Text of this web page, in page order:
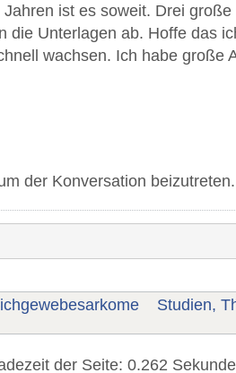
ist es soweit. Drei
die Unterlagen ab. Hoffe das
wachsen. Ich habe große
der Konversation beizutreten.
Studien,
der Seite: 0.262